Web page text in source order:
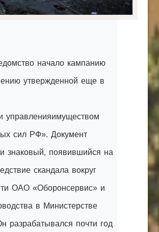
начало кампанию
утвержденной еще в
управленияимуществом
сил РФ». Документ
знаковый, появившийся на
скандала вокруг
ОАО «Оборонсервис» и
в Министерстве
разрабатывался почти год